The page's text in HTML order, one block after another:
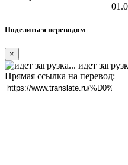
Поделиться переводом
×
идет
Прямая ссылка на перевод: